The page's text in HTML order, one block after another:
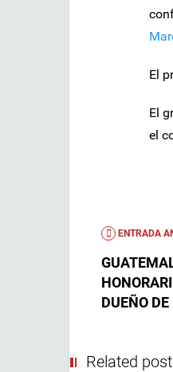
El
El
el
ENTRADA
DUEÑO
Related post